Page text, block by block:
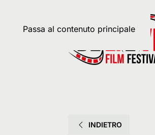
Passa al contenuto principale
INDIETRO